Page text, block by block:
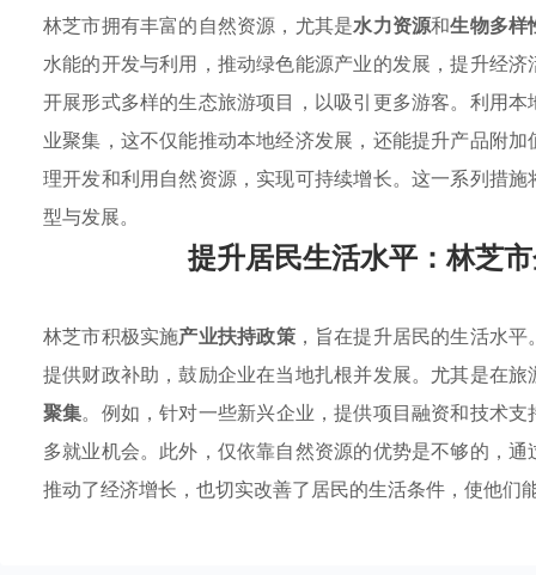
林芝市拥有丰富的自然资源，尤其是水力资源和生物多样
水能的开发与利用，推动绿色能源产业的发展，提升经
开展形式多样的生态旅游项目，以吸引更多游客。利用
业聚集，这不仅能推动本地经济发展，还能提升产品附
理开发和利用自然资源，实现可持续增长。这一系列措
型与发展。
提升居民生活水平：林芝
林芝市积极实施产业扶持政策，旨在提升居民的生活水
提供财政补助，鼓励企业在当地扎根并发展。尤其是在
聚集。例如，针对一些新兴企业，提供项目融资和技术
多就业机会。此外，仅依靠自然资源的优势是不够的，
推动了经济增长，也切实改善了居民的生活条件，使他们